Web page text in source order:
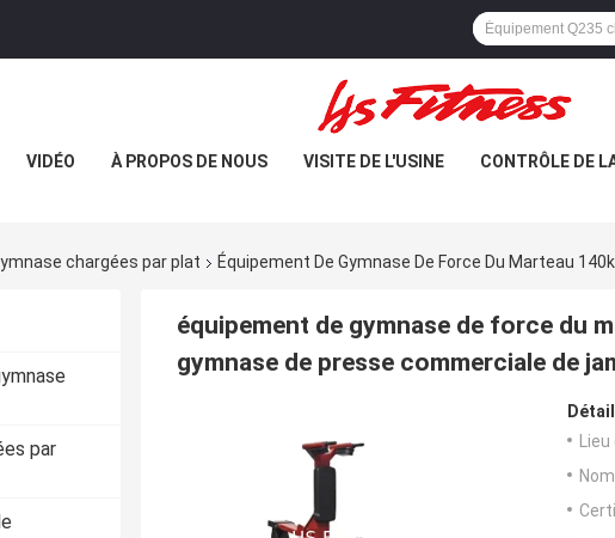
VIDÉO À PROPOS DE NOUS VISITE DE L'USINE CONTRÔLE DE
chargées par plat Équipement De Gymnase De Force Du Marteau
par
équipement de gymnase de force du
gymnase de presse commerciale de